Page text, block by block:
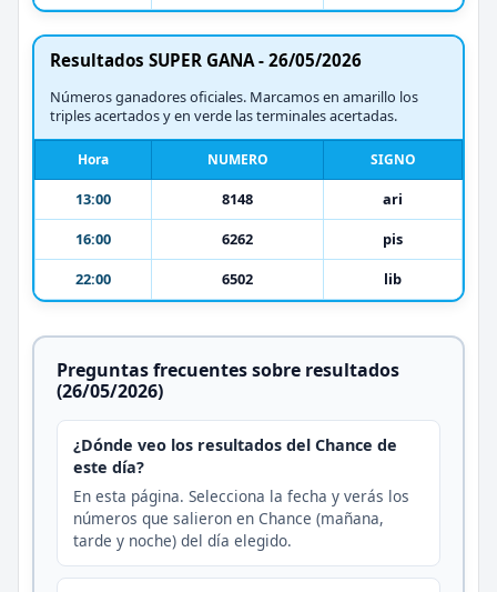
Resultados SUPER GANA - 26/05/2026
Números ganadores oficiales. Marcamos en amarillo los
triples acertados y en verde las terminales acertadas.
Hora NUMERO SIGNO
13:00 8148
ari
16:00
6262
pis
22:00
6502 lib
Preguntas frecuentes sobre resultados
(26/05/2026)
¿Dónde veo los resultados del Chance de
este día?
En esta página. Selecciona la fecha y verás los
números que salieron en Chance (mañana,
tarde y noche) del día elegido.